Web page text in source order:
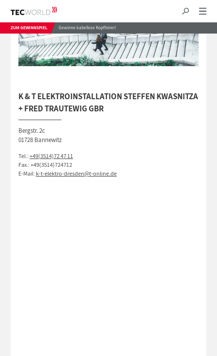
ZUM GEWINNSPIEL Gewinne kabellose Kopfhörer!
K & T ELEKTROINSTALLATION STEFFEN KWASNITZA
+ FRED TRAUTEWIG GBR
Bergstr. 2c
01728 Bannewitz
Tel.:+49(3514)72 47 11
Fax.: +49(3514)724712
E-Mail: k-t-elektro-dresden@t-online.de